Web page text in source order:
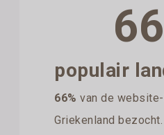
populair
66% van de
Griekenland